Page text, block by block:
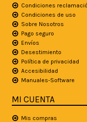
Condiciones
Condiciones de uso
Sobre Nosotros
Pago seguro
Envíos
Desestimiento
Política de privacidad
Accesibilidad
Manuales-Software
MI CUENTA
Mis compras